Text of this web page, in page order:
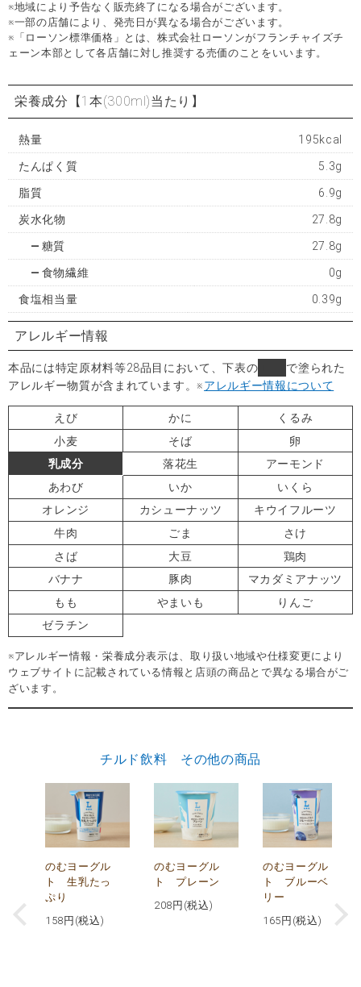
※地域により予告なく販売終了になる場合がございます。
※一部の店舗により、発売日が異なる場合がございます。
※「ローソン標準価格」とは、株式会社ローソンがフランチャイズチ
ェーン本部として各店舗に対し推奨する売価のことをいいます。
栄養成分 【1本(300ml)当たり】
熱量 195kcal
たんぱく質 5.3g
脂質 6.9g
炭水化物 27.8g
糖質 27.8g
食物繊維 0g
食塩相当量 0.39g
アレルギー情報
本品には特定原材料等28品目において、下表の
で塗られた
アレルギー物質が含まれています。※アレルギー情報について
えび かに
くるみ
小麦
そば
卵
乳成分
落花生
アーモンド
あわび
いか
いくら
オレンジ
カシューナッツ
キウイフルーツ
牛肉
ごま
さけ
さば
大豆
鶏肉
バナナ
豚肉
マカダミアナッツ
もも
やまいも
りんご
ゼラチン
※アレルギー情報・栄養成分表示は、取り扱い地域や仕様変更により
ウェブサイトに記載されている情報と店頭の商品とで異なる場合がご
ざいます。
チルド飲料 その他の商品
のむヨーグル
ト 生乳たっ
ぷり
158 円(税込)
のむヨーグル
ト プレーン
208 円(税込)
のむヨーグル
ト ブルーベ
リー
165 円(税込)